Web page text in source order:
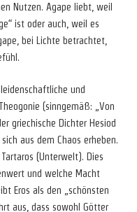
Nutzen. Agape liebt, weil
ist oder auch, weil es
bei Lichte betrachtet,
und
(sinngemäß: „Von
griechische Dichter Hesiod
aus dem Chaos erheben.
(Unterwelt). Dies
und welche Macht
Eros als den „schönsten
aus, dass sowohl Götter